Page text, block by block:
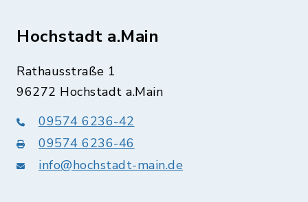
Hochstadt a.Main
Rathausstraße 1
96272 Hochstadt a.Main
09574 6236-42
09574 6236-46
info@hochstadt-main.de